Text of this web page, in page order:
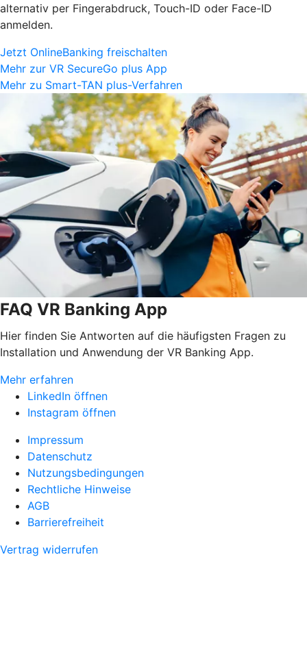
alternativ per Fingerabdruck, Touch-ID oder Face-ID
anmelden.
Jetzt OnlineBanking freischalten
Mehr zur VR SecureGo plus App
Mehr zu Smart-TAN plus-Verfahren
FAQ VR Banking App
Hier finden Sie Antworten auf die häufigsten Fragen zu
Installation und Anwendung der VR Banking App.
Mehr erfahren
LinkedIn öffnen
Instagram öffnen
Impressum
Datenschutz
Nutzungsbedingungen
Rechtliche Hinweise
AGB
Barrierefreiheit
Vertrag widerrufen